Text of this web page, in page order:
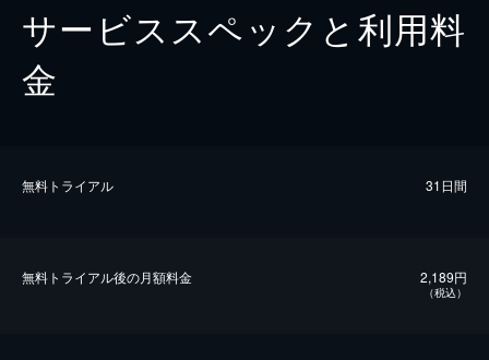
サービススペックと利用料
金
無料トライアル 31日間
無料トライアル後の⽉額料金 2,189円
（税込）